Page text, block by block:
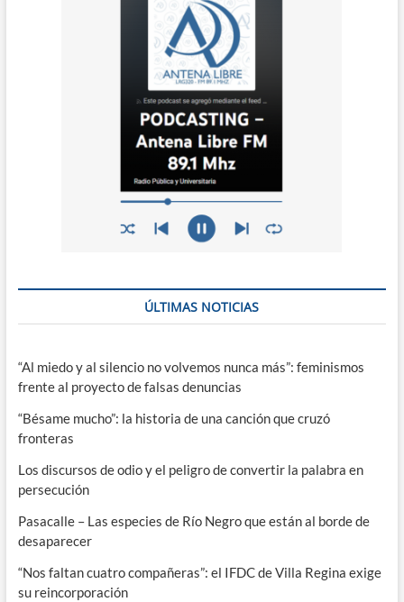
ÚLTIMAS NOTICIAS
“Al miedo y al silencio no volvemos nunca más”: feminismos
frente al proyecto de falsas denuncias
“Bésame mucho”: la historia de una canción que cruzó
fronteras
Los discursos de odio y el peligro de convertir la palabra en
persecución
Pasacalle – Las especies de Río Negro que están al borde de
desaparecer
“Nos faltan cuatro compañeras”: el IFDC de Villa Regina exige
su reincorporación